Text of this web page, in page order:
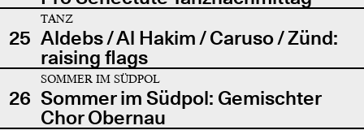
25
TANZ
Aldebs / Al Hakim / Caruso / Zünd:
raising flags
26
SOMMER IM SÜDPOL
Sommer im Südpol: Gemischter
Chor Obernau